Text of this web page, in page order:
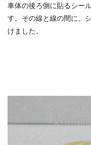
車体の後ろ側に貼るシー
す。その線と線の間に、
けました。